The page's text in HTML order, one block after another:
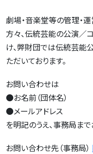
劇場・音楽堂等の管理・
方々、伝統芸能の公演／
け、弊財団では伝統芸能
ただいております。
お問い合わせは
●お名前（団体名）
●メールアドレス
を明記のうえ、事務局まで
お問い合わせ先（事務局）